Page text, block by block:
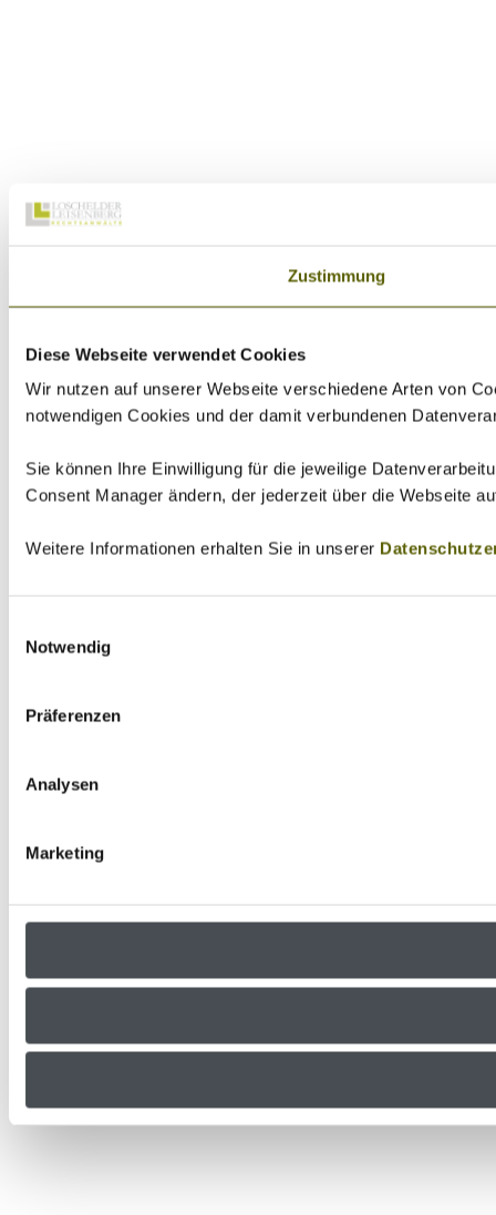
Zustimmung
Diese Webseite verwendet Cookies
Wir nutzen auf unserer Webseite verschiedene Arten von
notwendigen Cookies und der damit verbundenen
Sie können Ihre Einwilligung für die jeweilige
Consent Manager ändern, der jederzeit über die Webseite
Weitere Informationen erhalten Sie in unserer
Notwendig
Präferenzen
Analysen
Marketing